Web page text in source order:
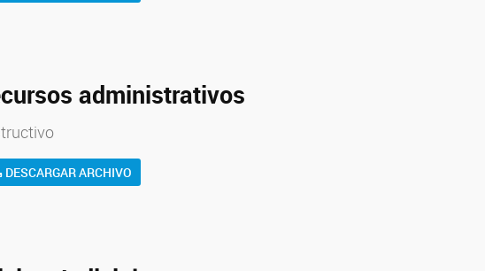
administrativos
DESCARGAR ARCHIVO